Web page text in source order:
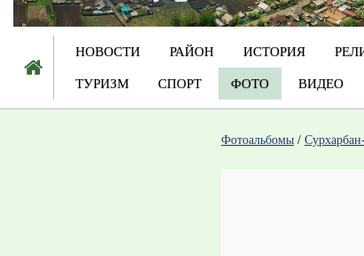
НОВОСТИ РАЙОН ИСТОРИЯ
ТУРИЗМ СПОРТ ФОТО ВИДЕО
Фотоальбомы /